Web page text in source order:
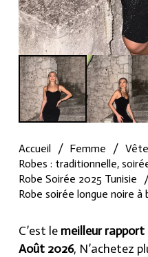
Accueil / Femme /
Robes : traditionnelle,
Robe Soirée 2025 Tunisie
Robe soirée longue noire
C’est le meilleur
Août 2026, N’achetez